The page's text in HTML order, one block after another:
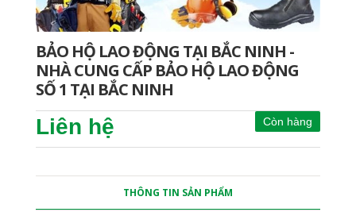
BẢO HỘ LAO ĐỘNG TẠI BẮC NINH -
NHÀ CUNG CẤP BẢO HỘ LAO ĐỘNG
SỐ 1 TẠI BẮC NINH
Còn hàng
Liên hệ
THÔNG TIN SẢN PHẨM